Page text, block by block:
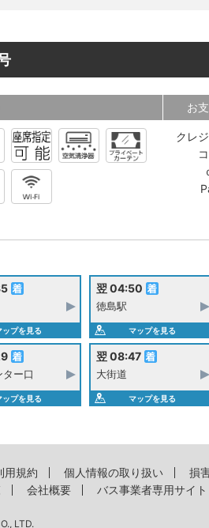
お
クレ
ップを見る
翌 04:50
徳島駅
マップを見る
ー口
ップを見る
翌 08:47
大街道
マップを見る
用規約 個人情報の取り扱い 損
会社概要 バス事業者専用サイト
LTD.